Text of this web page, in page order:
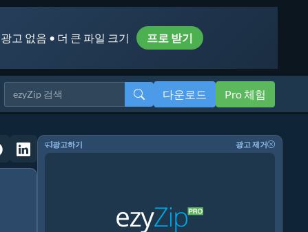
고 없음 • 더 큰 파일 크기 프로 받기
다운로드 Pro 체험
광고하기 광고 제거